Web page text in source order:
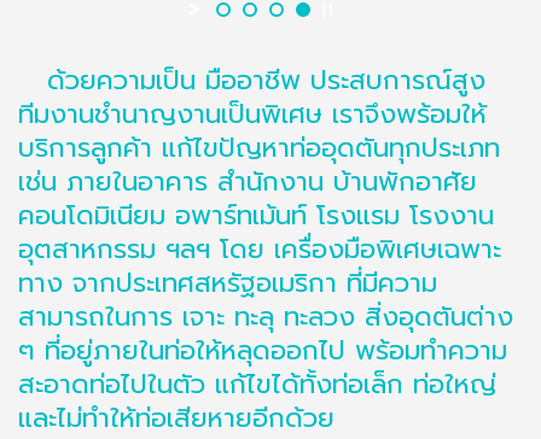
ด้วยความเป็น มืออาชีพ ประสบการณ์สูง
ทีมงานชำนาญงานเป็นพิเศษ เราจึงพร้อมให้
บริการลูกค้า แก้ไขปัญหาท่ออุดตันทุกประเภท
เช่น ภายในอาคาร สำนักงาน บ้านพักอาศัย
คอนโดมิเนียม อพาร์ทเม้นท์ โรงแรม โรงงาน
อุตสาหกรรม ฯลฯ โดย เครื่องมือพิเศษเฉพาะ
ทาง จากประเทศสหรัฐอเมริกา ที่มีความ
สามารถในการ เจาะ ทะลุ ทะลวง สิ่งอุดตันต่าง
ๆ ที่อยู่ภายในท่อให้หลุดออกไป พร้อมทำความ
สะอาดท่อไปในตัว แก้ไขได้ทั้งท่อเล็ก ท่อใหญ่
และไม่ทำให้ท่อเสียหายอีกด้วย